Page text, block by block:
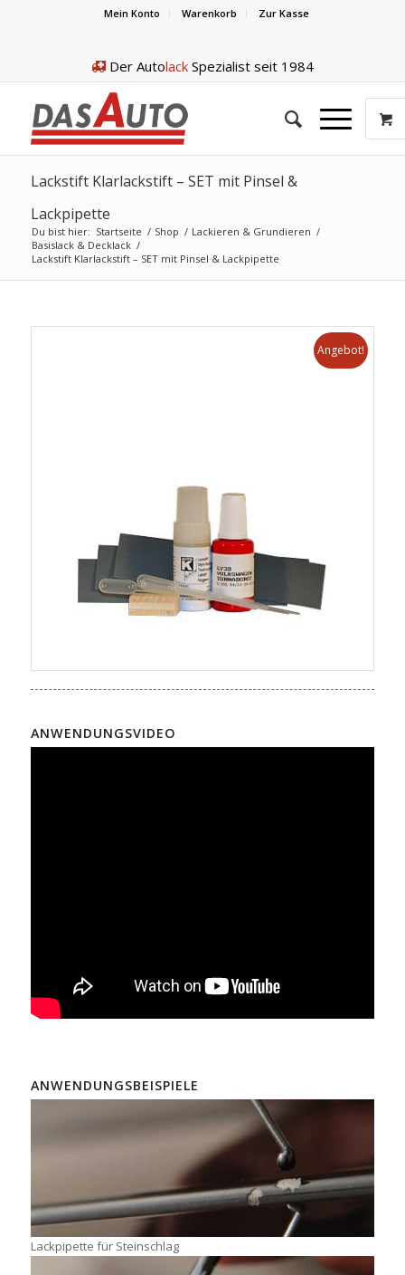
Mein Konto Warenkorb Zur Kasse
Der AutolackSpezialist seit 1984
Lackstift Klarlackstift – SET mit Pinsel &
Lackpipette
Du bist hier: Startseite / Shop / Lackieren & Grundieren /
Basislack & Decklack /
Lackstift Klarlackstift – SET mit Pinsel & Lackpipette
Angebot!
ANWENDUNGSVIDEO
ANWENDUNGSBEISPIELE
Lackpipette für Steinschlag